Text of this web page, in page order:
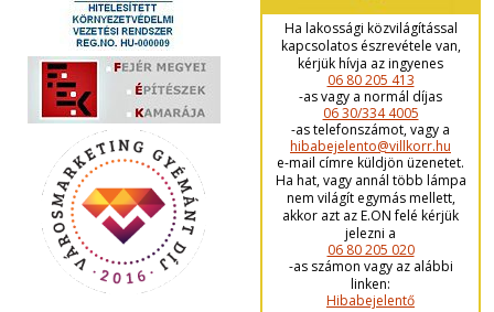
Ha lakossági közvilágítással
kapcsolatos észrevétele van,
kérjük hívja az ingyenes
06 80 205 413
-as vagy a normál díjas
06 30/334 4005
-as telefonszámot, vagy a
hibabejelento@villkorr.hu
e-mail címre küldjön üzenetet.
Ha hat, vagy annál több lámpa
nem világít egymás mellett,
akkor azt az E.ON felé kérjük
jelezni a
06 80 205 020
-as számon vagy az alábbi
linken:
Hibabejelentő